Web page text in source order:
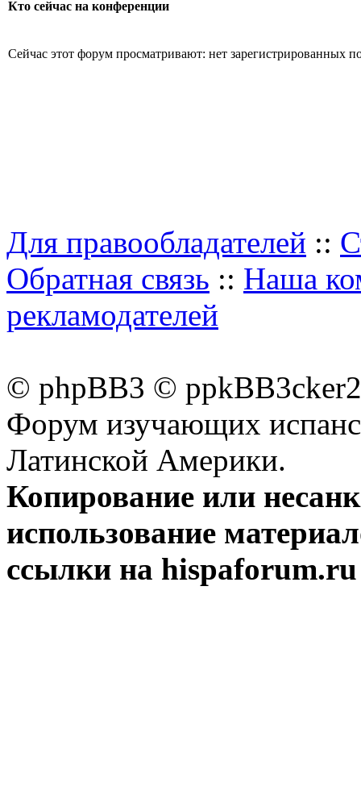
Кто сейчас на конференции
Сейчас этот форум просматривают: нет зарегистрированных
Для правообладателей ::
Обратная связь :: Наша
рекламодателей
© phpBB3 ©
Форум изучающих
Латинской Америки.
Копирование или
использование
ссылки на hispaforum.ru